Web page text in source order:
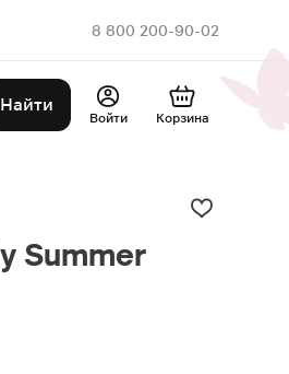
8 800 200-90-02
Найти
Войти Корзина
Summer